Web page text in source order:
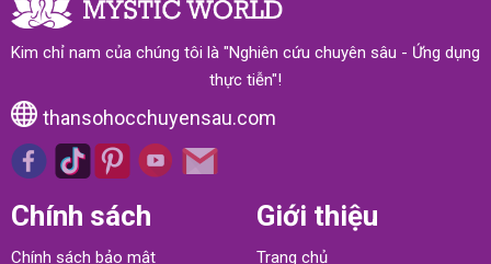
Kim chỉ nam của chúng tôi là "Nghiên cứu chuyên sâu - Ứng dụng
thực tiễn"!
thansohocchuyensau.com
Chính sách
Chính sách bảo mật
Giới thiệu
Trang chủ